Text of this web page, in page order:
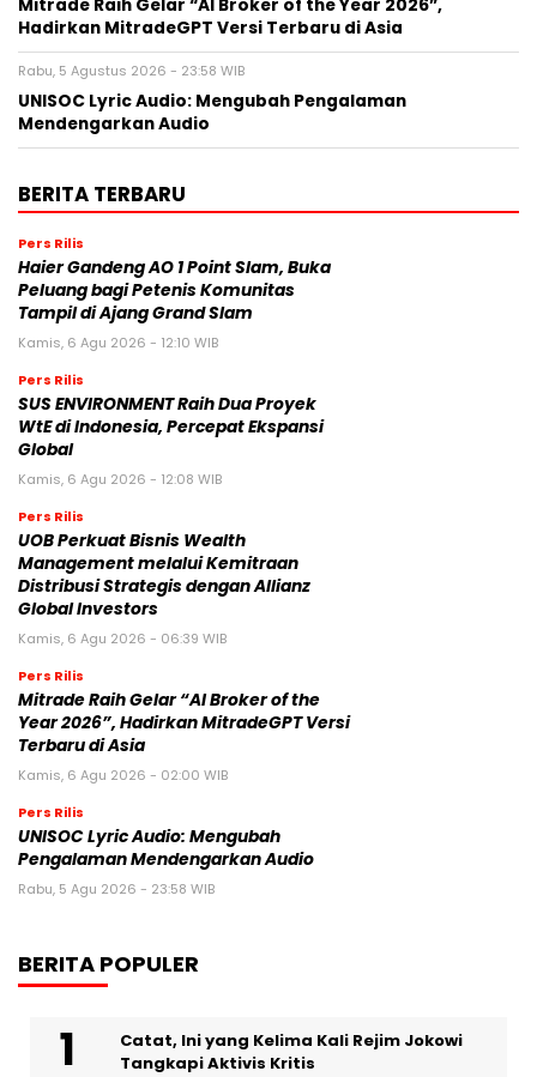
Mitrade Raih Gelar “AI Broker of the Year 2026”,
Hadirkan MitradeGPT Versi Terbaru di Asia
Rabu, 5 Agustus 2026 - 23:58 WIB
UNISOC Lyric Audio: Mengubah Pengalaman
Mendengarkan Audio
BERITA TERBARU
Pers Rilis
Haier Gandeng AO 1 Point Slam, Buka
Peluang bagi Petenis Komunitas
Tampil di Ajang Grand Slam
Kamis, 6 Agu 2026 - 12:10 WIB
Pers Rilis
SUS ENVIRONMENT Raih Dua Proyek
WtE di Indonesia, Percepat Ekspansi
Global
Kamis, 6 Agu 2026 - 12:08 WIB
Pers Rilis
UOB Perkuat Bisnis Wealth
Management melalui Kemitraan
Distribusi Strategis dengan Allianz
Global Investors
Kamis, 6 Agu 2026 - 06:39 WIB
Pers Rilis
Mitrade Raih Gelar “AI Broker of the
Year 2026”, Hadirkan MitradeGPT Versi
Terbaru di Asia
Kamis, 6 Agu 2026 - 02:00 WIB
Pers Rilis
UNISOC Lyric Audio: Mengubah
Pengalaman Mendengarkan Audio
Rabu, 5 Agu 2026 - 23:58 WIB
BERITA POPULER
Catat, Ini yang Kelima Kali Rejim Jokowi
Tangkapi Aktivis Kritis